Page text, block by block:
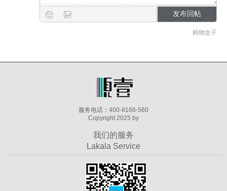
购物盒子
服务电话：400-8166-560
Copyright 2025 by
我们的服务
Lakala Service